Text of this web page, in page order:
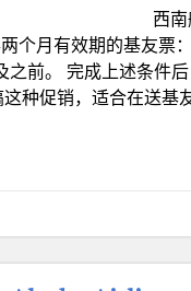
西
个月有效期的基友票
之前。 完成上述条件
种促销，适合在送基